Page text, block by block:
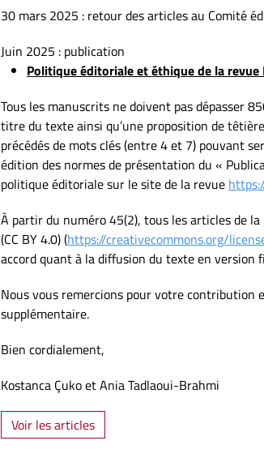
30 mars 2025 : retour des articles au Comité
Juin 2025 : publication
Politique éditoriale et éthique de la revue
Tous les manuscrits ne doivent pas dépasser
titre du texte ainsi qu’une proposition de
précédés de mots clés (entre 4 et 7) pouvant
édition des normes de présentation du «
politique éditoriale sur le site de la revue
À partir du numéro 45(2), tous les articles de
(CC BY 4.0) (https://creativecommons.org/
accord quant à la diffusion du texte en version
Nous vous remercions pour votre
supplémentaire.
Bien cordialement,
Kostanca Çuko et Ania Tadlaoui-Brahmi
Voir les articles